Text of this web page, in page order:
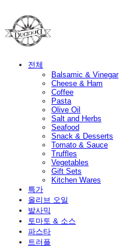
전체
Balsamic & Vinegar
Cheese & Ham
Coffee
Pasta
Olive Oil
Salt and Herbs
Seafood
Snack & Desserts
Tomato & Sauce
Truffles
Vegetables
Gift Sets
Kitchen Wares
특가
올리브 오일
발사믹
토마토 & 소스
파스타
트러플